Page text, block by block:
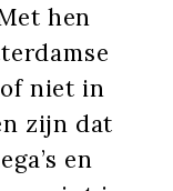
hen
niet in
zijn dat
en